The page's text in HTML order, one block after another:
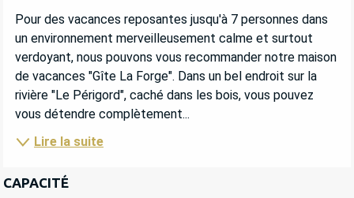
DESCRIPTION
Pour des vacances reposantes jusqu'à 7 personnes dans
un environnement merveilleusement calme et surtout
verdoyant, nous pouvons vous recommander notre maison
de vacances "Gîte La Forge". Dans un bel endroit sur la
rivière "Le Périgord", caché dans les bois, vous pouvez
vous détendre complètement...
Lire la suite
CAPACITÉ